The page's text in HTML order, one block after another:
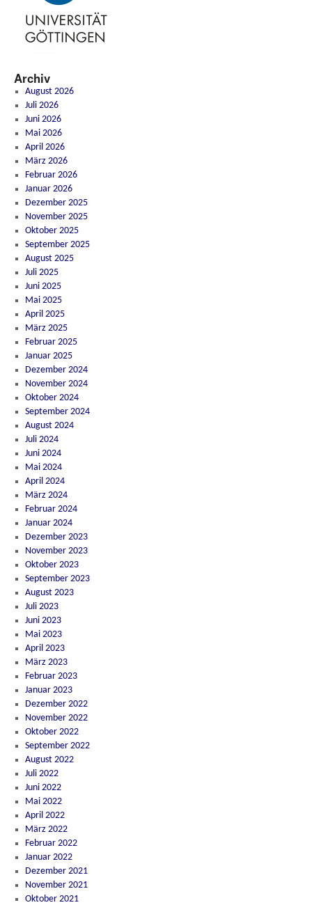
Archiv
August 2026
Juli 2026
Juni 2026
Mai 2026
April 2026
März 2026
Februar 2026
Januar 2026
Dezember 2025
November 2025
Oktober 2025
September 2025
August 2025
Juli 2025
Juni 2025
Mai 2025
April 2025
März 2025
Februar 2025
Januar 2025
Dezember 2024
November 2024
Oktober 2024
September 2024
August 2024
Juli 2024
Juni 2024
Mai 2024
April 2024
März 2024
Februar 2024
Januar 2024
Dezember 2023
November 2023
Oktober 2023
September 2023
August 2023
Juli 2023
Juni 2023
Mai 2023
April 2023
März 2023
Februar 2023
Januar 2023
Dezember 2022
November 2022
Oktober 2022
September 2022
August 2022
Juli 2022
Juni 2022
Mai 2022
April 2022
März 2022
Februar 2022
Januar 2022
Dezember 2021
November 2021
Oktober 2021